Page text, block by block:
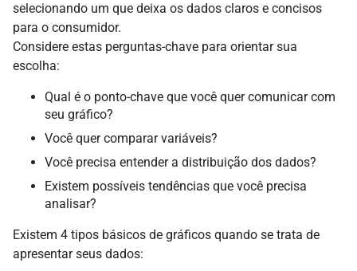
selecionando um que deixa os dados claros e concisos
para o consumidor.
Considere estas perguntas-chave para orientar sua
escolha:
Qual é o ponto-chave que você quer comunicar com
seu gráfico?
Você quer comparar variáveis?
Você precisa entender a distribuição dos dados?
Existem possíveis tendências que você precisa
analisar?
Existem 4 tipos básicos de gráficos quando se trata de
apresentar seus dados: